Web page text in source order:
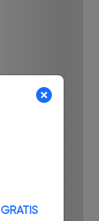
GRATIS